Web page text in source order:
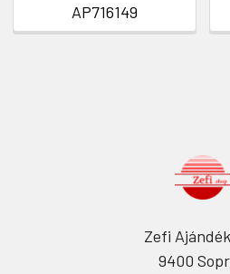
AP716149
Zefi
9400